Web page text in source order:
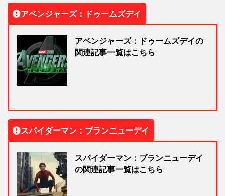
アベンジャーズ：ドゥームズデイ
アベンジャーズ：ドゥームズデイの
関連記事一覧はこちら
スパイダーマン：ブランニューデイ
スパイダーマン：ブランニューデイ
の関連記事一覧はこちら